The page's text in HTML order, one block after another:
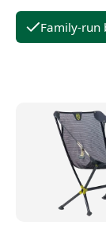
Family-run